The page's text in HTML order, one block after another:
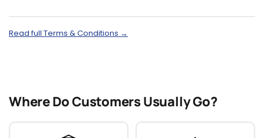
Read full Terms & Conditions →
Where Do Customers Usually Go?